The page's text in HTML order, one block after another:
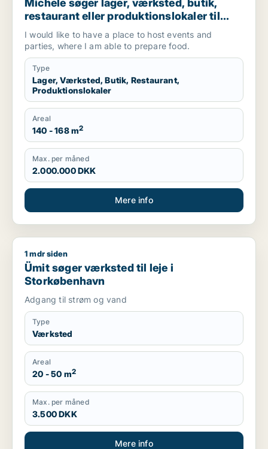
Michele søger lager, værksted, butik,
restaurant eller produktionslokaler til
salg i Valby, Glostrup eller Brøndby m.fl.
I would like to have a place to host events and
parties, where I am able to prepare food.
Type
Lager, Værksted, Butik, Restaurant,
Produktionslokaler
Areal
140 - 168 m2
Max. per måned
2.000.000 DKK
Mere info
Ümit søger værksted til leje i Storkøbenhavn
1 mdr siden
Ümit søger værksted til leje i
Storkøbenhavn
Adgang til strøm og vand
Type
Værksted
Areal
20 - 50 m2
Max. per måned
3.500 DKK
Mere info